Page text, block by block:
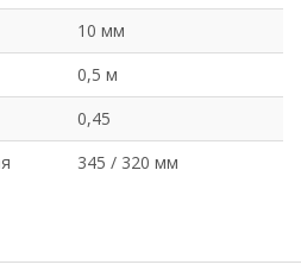
10 мм
0,5 м
0,45
345 / 320 мм